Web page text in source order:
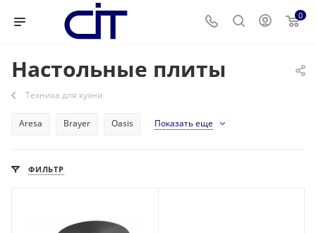
0
Настольные плиты
Техника для кухни
Aresa Brayer Oasis Показать еще
ФИЛЬТР